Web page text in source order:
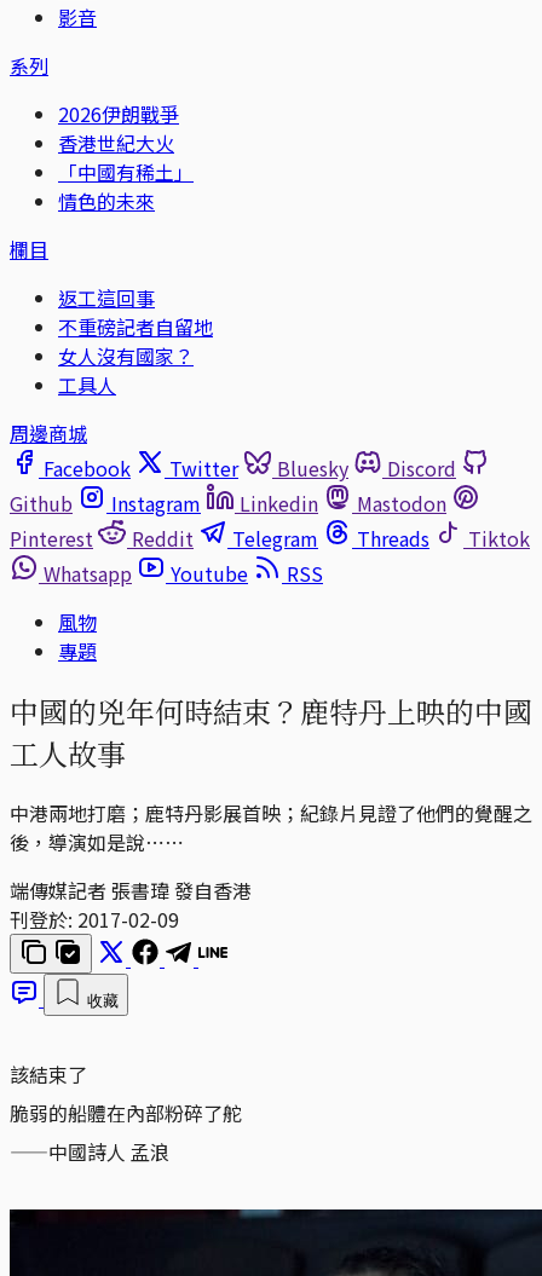
影音
系列
2026伊朗戰爭
香港世紀大火
「中國有稀土」
情色的未來
欄目
返工這回事
不重磅記者自留地
女人沒有國家？
工具人
周邊商城
Facebook
Twitter Bluesky
Discord
Github
Instagram Linkedin
Mastodon
Pinterest
Reddit Telegram Threads
Tiktok
Whatsapp
Youtube
RSS
風物
專題
中國的兇年何時結束？鹿特丹上映的中國
工人故事
中港兩地打磨；鹿特丹影展首映；紀錄片見證了他們的覺醒之
後，導演如是說⋯⋯
端傳媒記者 張書瑋 發自香港
刊登於: 2017-02-09
收藏
該結束了
脆弱的船體在內部粉碎了舵
——中國詩人 孟浪